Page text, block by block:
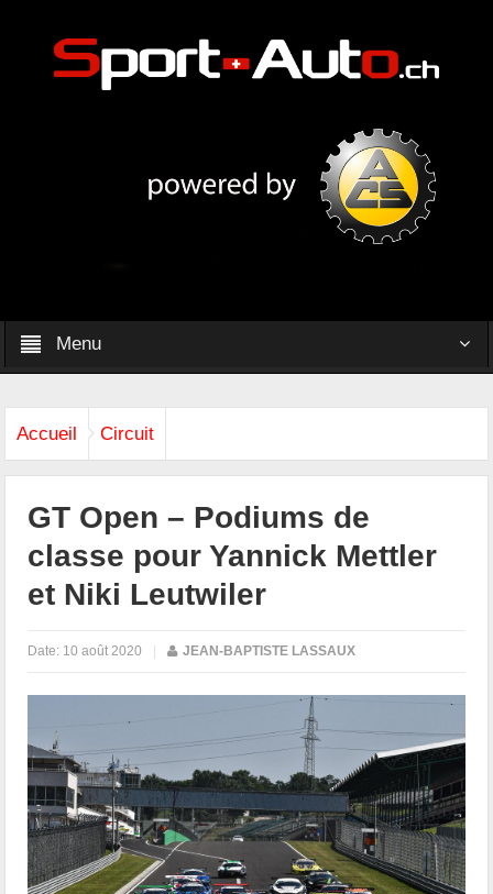
Menu
Accueil Circuit
GT Open – Podiums de
classe pour Yannick Mettler
et Niki Leutwiler
Date: 10 août 2020 | JEAN-BAPTISTE LASSAUX